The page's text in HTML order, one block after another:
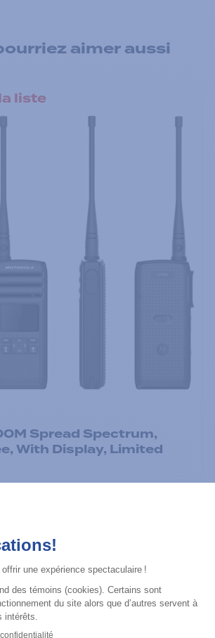
aimer aussi
liste
Spread Spectrum,
With Display, Limited
liste